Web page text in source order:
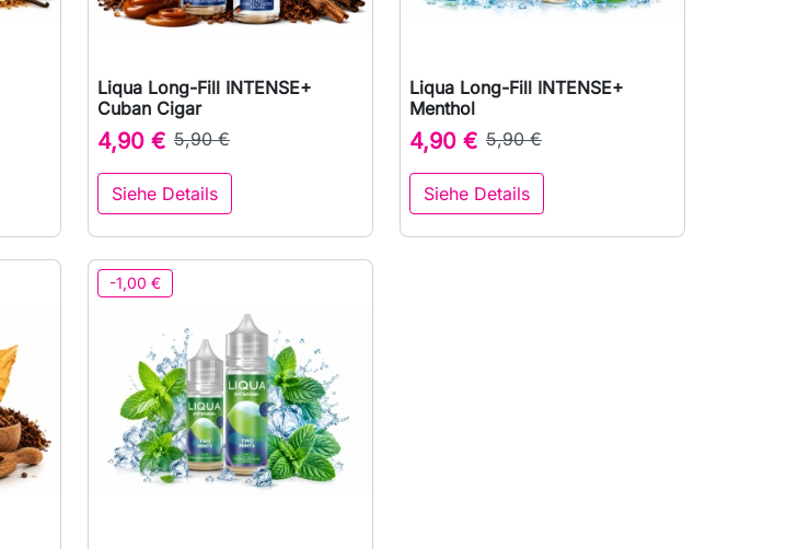
 Vorschau
Liqua Long-Fill INTENSE+
Cuban Cigar
4,90 € 5,90 €
Siehe Details
 Vorschau
Liqua Long-Fill INTENSE+
Menthol
4,90 € 5,90 €
Siehe Details
-1,00 €